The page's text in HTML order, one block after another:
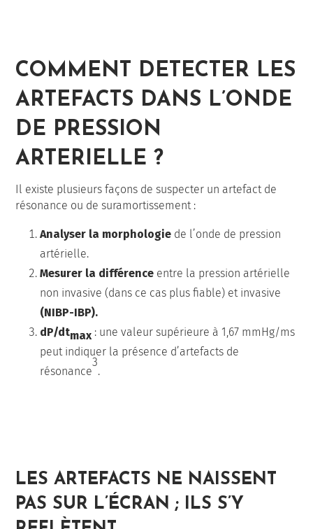
COMMENT DETECTER LES
ARTEFACTS DANS L’ONDE
DE PRESSION
ARTERIELLE ?
Il existe plusieurs façons de suspecter un artefact de
résonance ou de suramortissement :
Analyser la morphologie de l’onde de pression
artérielle.
Mesurer la différence entre la pression artérielle
non invasive (dans ce cas plus fiable) et invasive
(NIBP-IBP).
dP/dtmax : une valeur supérieure à 1,67 mmHg/ms
peut indiquer la présence d’artefacts de
résonance
3
.
LES ARTEFACTS NE NAISSENT
PAS SUR L’ÉCRAN ; ILS S’Y